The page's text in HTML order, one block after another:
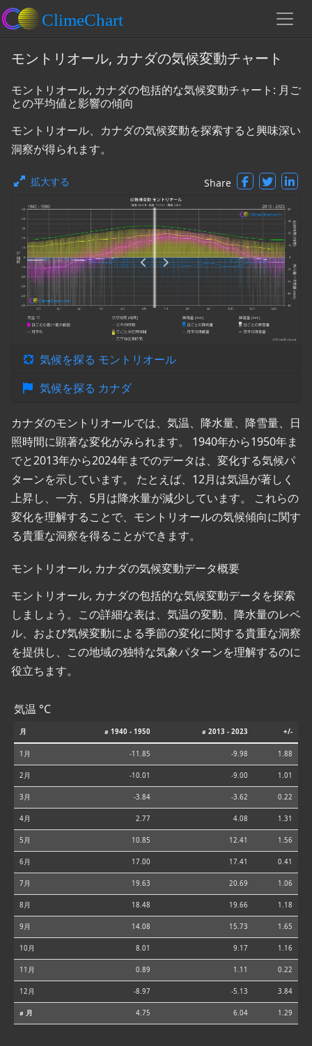
モントリオール, カナダの気候変動チャート
モントリオール, カナダの包括的な気候変動チャート: 月ご
との平均値と影響の傾向
モントリオール、カナダの気候変動を探索すると興味深い
洞察が得られます。
拡大する Share
気候を探る モントリオール
気候を探る カナダ
カナダのモントリオールでは、気温、降水量、降雪量、日
照時間に顕著な変化がみられます。 1940年から1950年ま
でと2013年から2024年までのデータは、変化する気候パ
ターンを示しています。 たとえば、12月は気温が著しく
上昇し、一方、5月は降水量が減少しています。 これらの
変化を理解することで、モントリオールの気候傾向に関す
る貴重な洞察を得ることができます。
モントリオール, カナダの気候変動データ概要
モントリオール, カナダの包括的な気候変動データを探索
しましょう。この詳細な表は、気温の変動、降水量のレベ
ル、および気候変動による季節の変化に関する貴重な洞察
を提供し、この地域の独特な気象パターンを理解するのに
役立ちます。
気温 °C
月 ⌀ 1940 - 1950 ⌀ 2013 - 2023 +/-
1月 -11.85 -9.98 1.88
2月 -10.01 -9.00 1.01
3月 -3.84 -3.62 0.22
4月 2.77 4.08 1.31
5月 10.85 12.41 1.56
6月 17.00 17.41 0.41
7月 19.63 20.69 1.06
8月 18.48 19.66 1.18
9月 14.08 15.73 1.65
10月 8.01 9.17 1.16
11月 0.89 1.11 0.22
12月 -8.97 -5.13 3.84
⌀ 月 4.75 6.04 1.29